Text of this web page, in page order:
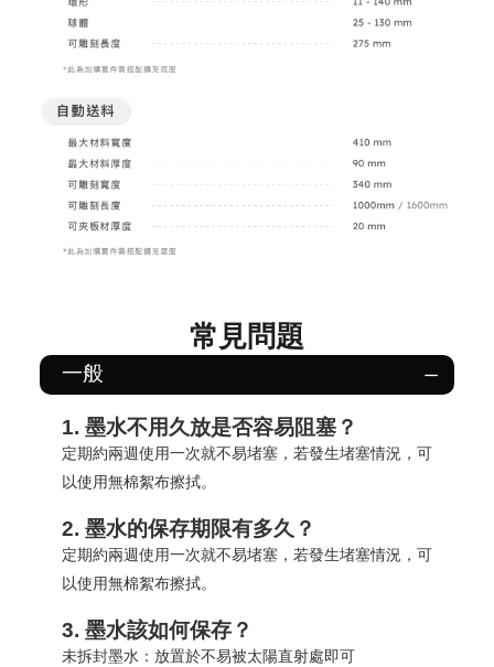
常見問題
一般
1. 墨水不用久放是否容易阻塞？
定期約兩週使用一次就不易堵塞，若發生堵塞情況，可
以使用無棉絮布擦拭。
2. 墨水的保存期限有多久？
定期約兩週使用一次就不易堵塞，若發生堵塞情況，可
以使用無棉絮布擦拭。
3. 墨水該如何保存？
未拆封墨水：放置於不易被太陽直射處即可